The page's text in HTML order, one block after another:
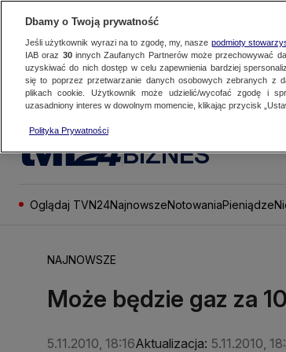
BIZNES
Oglądaj TVN24NajnowszeNotowaniaPieniądze
NAJNOWSZE
Może będzie gaz za
5.11.2010, 18:16Aktualizacja: 5.11.2010,
Dbamy o Twoją prywatność
Jeśli użytkownik wyrazi na to zgodę, my, nasze podmioty
IAB oraz 30innych Zaufanych Partnerów może przechowywać
uzyskiwać do nich dostęp w celu zapewnienia bardziej
się to poprzez przetwarzanie danych osobowych zebranych z
plikach cookie. Użytkownik może udzielić/wycofać zgodę i
uzasadniony interes w dowolnym momencie, klikając przycisk
Polityka Prywatności